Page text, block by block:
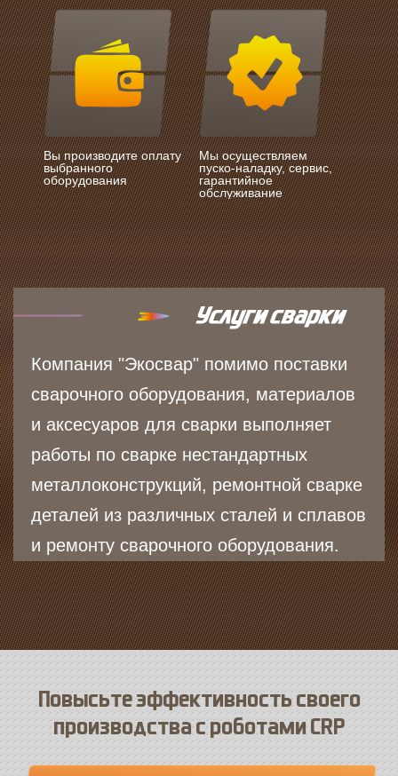
Вы производите оплату
выбранного
оборудования
Мы осуществляем
пуско-наладку, сервис,
гарантийное
обслуживание
Компания "Экосвар" помимо поставки
сварочного оборудования, материалов
и аксесуаров для сварки выполняет
работы по сварке нестандартных
металлоконструкций, ремонтной сварке
деталей из различных сталей и сплавов
и ремонту сварочного оборудования.
Повысьте эффективность своего
производства с роботами CRP